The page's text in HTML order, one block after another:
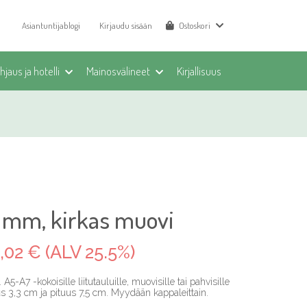
Asiantuntijablogi Kirjaudu sisään Ostoskori
ja hotelli Mainosvälineet Kirjallisuus
kirkas muovi
€ (ALV 25.5%)
A5-A7 -kokoisille liitutauluille, muovisille tai pahvisille
3,3 cm ja pituus 7,5 cm. Myydään kappaleittain.